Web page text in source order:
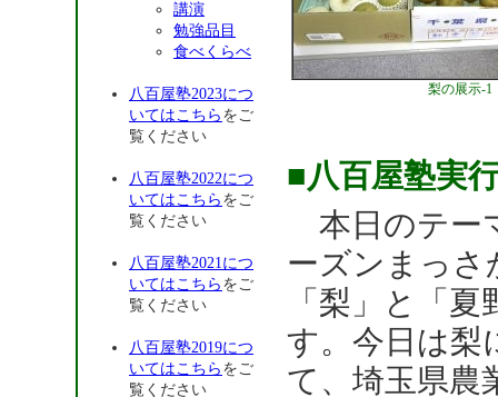
講演
勉強品目
食べくらべ
八百屋塾2023につ
いてはこちら をご
覧ください
八百屋塾2022につ
いてはこちら をご
覧ください
八百屋塾2021につ
いてはこちら をご
覧ください
八百屋塾2019につ
いてはこちら をご
覧ください
梨の展示-1
■八百屋塾実
本日のテー
ーズンまっさ
「梨」と「夏
す。今日は梨
て、埼玉県農